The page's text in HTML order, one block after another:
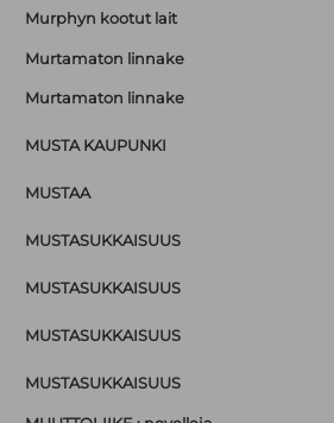
Murphyn kootut lait
Murtamaton linnake
Murtamaton linnake
MUSTA KAUPUNKI
MUSTAA
MUSTASUKKAISUUS
MUSTASUKKAISUUS
MUSTASUKKAISUUS
MUSTASUKKAISUUS